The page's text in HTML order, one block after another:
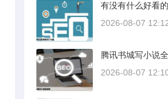
有没有什么好看
2026-08-07
腾讯书城写小说
2026-08-07